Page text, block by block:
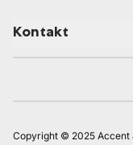
Kontakt
Copyright © 2025 Accent